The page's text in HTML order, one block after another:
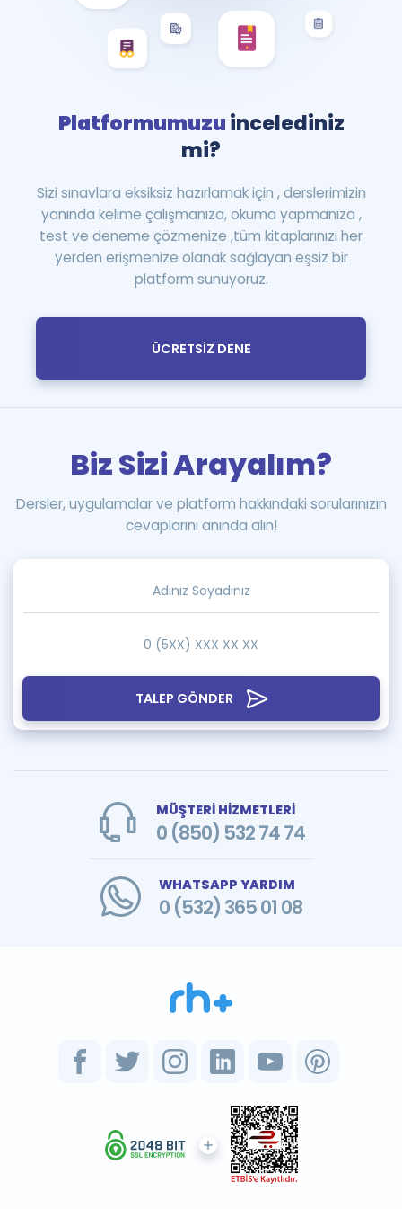
Platformumuzuincelediniz
mi?
Sizi sınavlara eksiksiz hazırlamak için , derslerimizin
yanında kelime çalışmanıza, okuma yapmanıza ,
test ve deneme çözmenize ,tüm kitaplarınızı her
yerden erişmenize olanak sağlayan eşsiz bir
platform sunuyoruz.
ÜCRETSİZ DENE
TALEP GÖNDER
Biz Sizi Arayalım?
Dersler, uygulamalar ve platform hakkındaki sorularınızın
cevaplarını anında alın!
MÜŞTERİ HİZMETLERİ
0 (850) 532 74 74
WHATSAPP YARDIM
0 (532) 365 01 08